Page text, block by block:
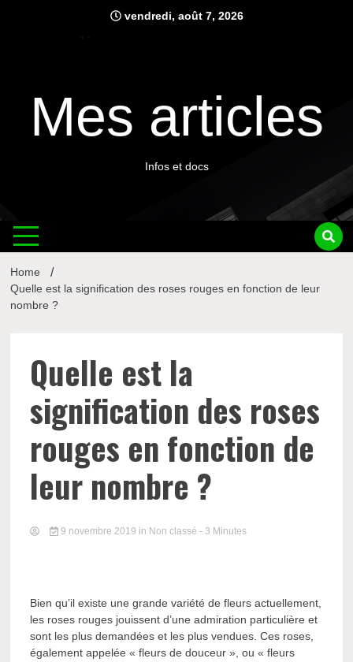
vendredi, août 7, 2026
Mes articles
Infos et docs
Home
Quelle est la signification des roses rouges en fonction de leur
nombre ?
Quelle est la
signification des roses
rouges en fonction de
leur nombre ?
9 novembre 2019 in Non classé - 3 Minutes
Bien qu’il existe une grande variété de fleurs actuellement,
les roses rouges jouissent d’une admiration particulière et
sont les plus demandées et les plus vendues. Ces roses,
également appelée « fleurs de douceur », ou « fleurs